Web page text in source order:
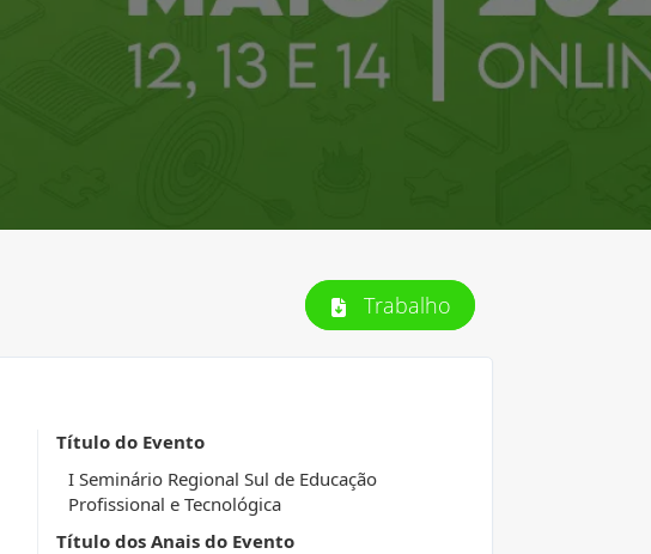
Trabalho
Título do Evento
I Seminário Regional Sul de Educação
Profissional e Tecnológica
Título dos Anais do Evento